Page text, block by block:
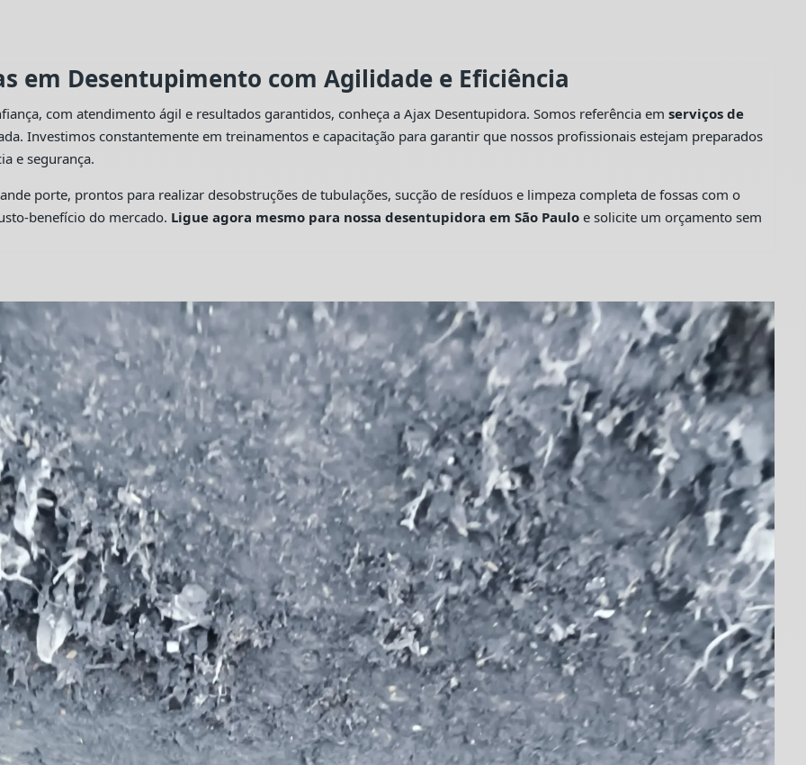
em Desentupimento com Agilidade e Eficiência
com atendimento ágil e resultados garantidos, conheça a Ajax Desentupidora. Somos referência em serviços de
Investimos constantemente em treinamentos e capacitação para garantir que nossos profissionais estejam preparados
e segurança.
porte, prontos para realizar desobstruções de tubulações, sucção de resíduos e limpeza completa de fossas com o
benefício do mercado. Ligue agora mesmo para nossa desentupidora em São Pauloe solicite um orçamento sem